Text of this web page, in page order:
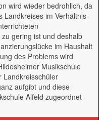
wird wieder bedrohlich, da
Landkreises im Verhältnis
gering ist und deshalb
im Haushalt
des Problems wird
Musikschule
Landkreisschüler
aufgibt und diese
Alfeld zugeordnet